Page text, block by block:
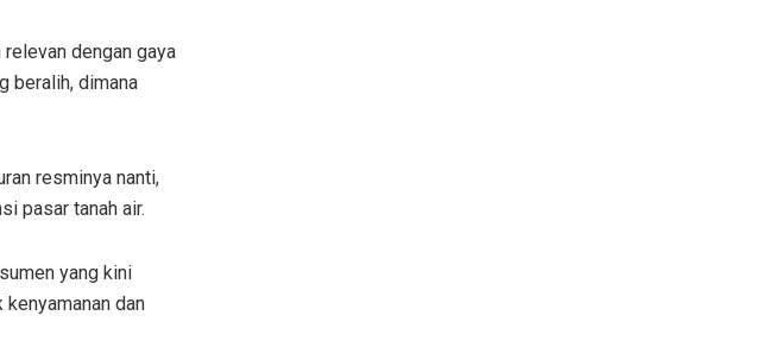
dengan gaya
beralih, dimana
resminya nanti,
pasar tanah air.
yang kini
dan